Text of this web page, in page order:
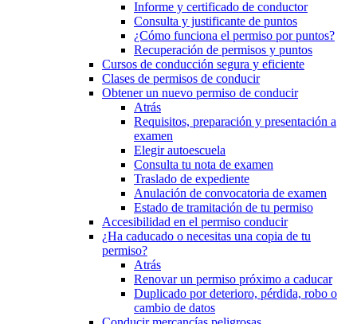
Informe y certificado de conductor
Consulta y justificante de puntos
¿Cómo funciona el permiso por puntos?
Recuperación de permisos y puntos
Cursos de conducción segura y eficiente
Clases de permisos de conducir
Obtener un nuevo permiso de conducir
Atrás
Requisitos, preparación y presentación a
examen
Elegir autoescuela
Consulta tu nota de examen
Traslado de expediente
Anulación de convocatoria de examen
Estado de tramitación de tu permiso
Accesibilidad en el permiso conducir
¿Ha caducado o necesitas una copia de tu
permiso?
Atrás
Renovar un permiso próximo a caducar
Duplicado por deterioro, pérdida, robo o
cambio de datos